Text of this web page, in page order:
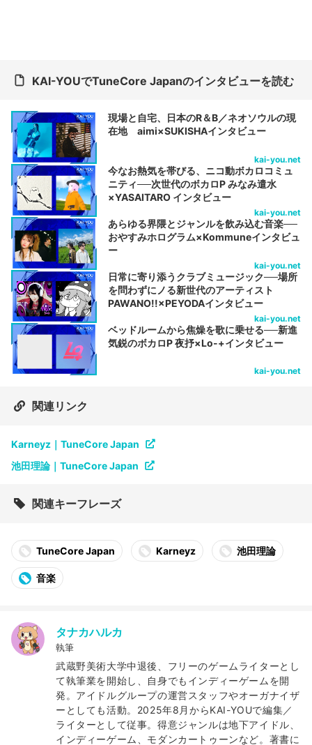
KAI-YOUでTuneCore Japanのインタビューを読む
現場と自宅、日本のR＆B／ネオソウルの現
在地 aimi×SUKISHAインタビュー
kai-you.net
今なお熱気を帯びる、ニコ動ボカロコミュ
ニティ──次世代のボカロP みなみ遣水
×YASAITARO インタビュー
kai-you.net
あらゆる界隈とジャンルを飲み込む音楽──
おやすみホログラム×Kommuneインタビュ
ー
kai-you.net
日常に寄り添うクラブミュージック──場所
を問わずにノる新世代のアーティスト
PAWANO!!×PEYODAインタビュー
kai-you.net
ベッドルームから焦燥を歌に乗せる──新進
気鋭のボカロP 夜抒×Lo-+インタビュー
kai-you.net
関連リンク
Karneyz｜TuneCore Japan
池田理論｜TuneCore Japan
関連キーフレーズ
TuneCore Japan Karneyz 池田理論
音楽
タナカハルカ
執筆
武蔵野美術大学中退後、フリーのゲームライターとし
て執筆業を開始し、自身でもインディーゲームを開
発。アイドルグループの運営スタッフやオーガナイザ
ーとしても活動。2025年8月からKAI-YOUで編集／
ライターとして従事。得意ジャンルは地下アイドル、
インディーゲーム、モダンカートゥーンなど。著書に